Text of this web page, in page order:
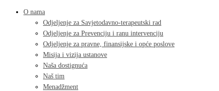
O nama
Odjeljenje za Savjetodavno-terapeutski rad
Odjeljenje za Prevenciju i ranu intervenciju
Odjeljenje za pravne, finansijske i opće poslove
Misija i vizija ustanove
Naša dostignuća
Naš tim
Menadžment